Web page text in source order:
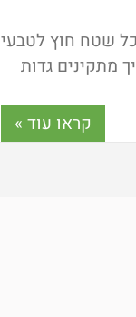
כל שטח חוץ לטבעי
מתקינים גדות
במבוק? ואיך
בגינות או
קראו עוד »